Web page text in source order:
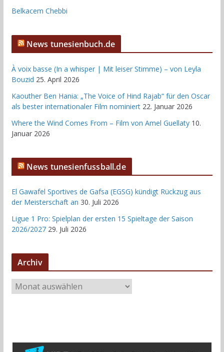
Belkacem Chebbi
News tunesienbuch.de
À voix basse (In a whisper | Mit leiser Stimme) – von Leyla
Bouzid 25. April 2026
Kaouther Ben Hania: „The Voice of Hind Rajab“ für den Oscar
als bester internationaler Film nominiert 22. Januar 2026
Where the Wind Comes From – Film von Amel Guellaty 10.
Januar 2026
News tunesienfussball.de
El Gawafel Sportives de Gafsa (EGSG) kündigt Rückzug aus
der Meisterschaft an 30. Juli 2026
Ligue 1 Pro: Spielplan der ersten 15 Spieltage der Saison
2026/2027 29. Juli 2026
Archiv
r